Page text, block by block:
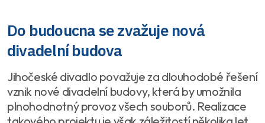
Do budoucna se zvažuje nová
divadelní budova
Jihočeské divadlo považuje za dlouhodobé řešení
vznik nové divadelní budovy, která by umožnila
plnohodnotný provoz všech souborů. Realizace